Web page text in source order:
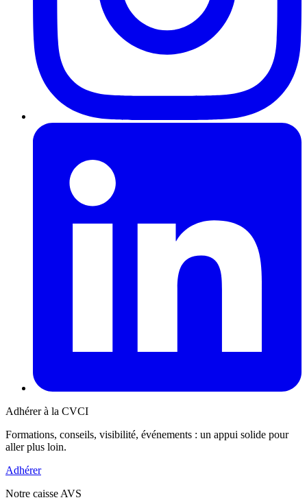
Adhérer à la CVCI
Formations, conseils, visibilité, événements : un appui solide pour
aller plus loin.
Adhérer
Notre caisse AVS